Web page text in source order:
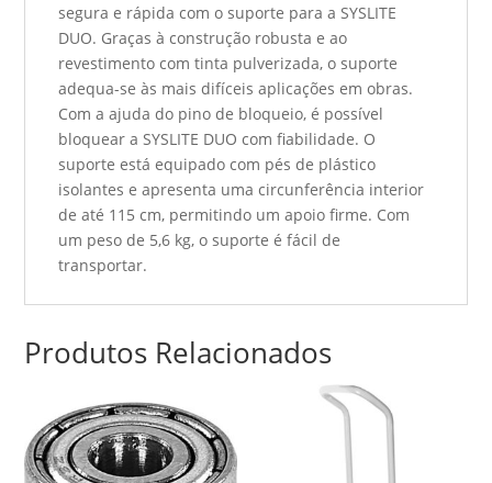
segura e rápida com o suporte para a SYSLITE
DUO. Graças à construção robusta e ao
revestimento com tinta pulverizada, o suporte
adequa-se às mais difíceis aplicações em obras.
Com a ajuda do pino de bloqueio, é possível
bloquear a SYSLITE DUO com fiabilidade. O
suporte está equipado com pés de plástico
isolantes e apresenta uma circunferência interior
de até 115 cm, permitindo um apoio firme. Com
um peso de 5,6 kg, o suporte é fácil de
transportar.
Produtos Relacionados